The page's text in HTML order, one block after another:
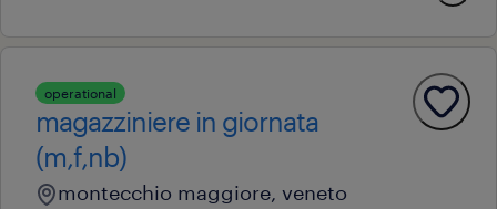
operational
magazziniere in giornata
(m,f,nb)
montecchio maggiore, veneto